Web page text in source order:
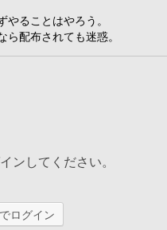
ることはやろう。
配布されても迷惑。
ンしてください。
ログイン